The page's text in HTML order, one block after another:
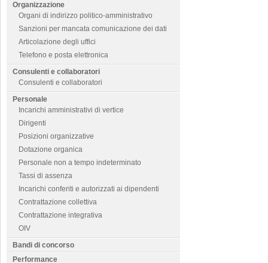
Organizzazione
Organi di indirizzo politico-amministrativo
Sanzioni per mancata comunicazione dei dati
Articolazione degli uffici
Telefono e posta elettronica
Consulenti e collaboratori
Consulenti e collaboratori
Personale
Incarichi amministrativi di vertice
Dirigenti
Posizioni organizzative
Dotazione organica
Personale non a tempo indeterminato
Tassi di assenza
Incarichi conferiti e autorizzati ai dipendenti
Contrattazione collettiva
Contrattazione integrativa
OIV
Bandi di concorso
Performance